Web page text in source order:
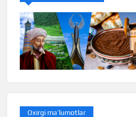
Oxirgi ma’lumotlar